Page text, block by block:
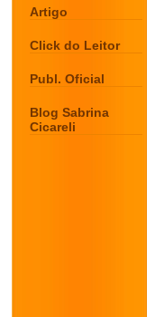
Artigo
Click do Leitor
Publ. Oficial
Blog Sabrina
Cicareli